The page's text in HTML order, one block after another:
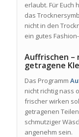
erlaubt. Für Euch
das
nicht in den
ein gutes
Auffrischen –
getragene
Das Programm
nicht richtig nass
frischer wirken
getragenen
schmutziger
angenehm sein.